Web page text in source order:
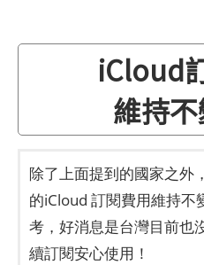
iCloud
維持
除了上面提到的國家之外
的iCloud 訂閱費用維持不
考，好消息是台灣目前也
續訂閱安心使用！